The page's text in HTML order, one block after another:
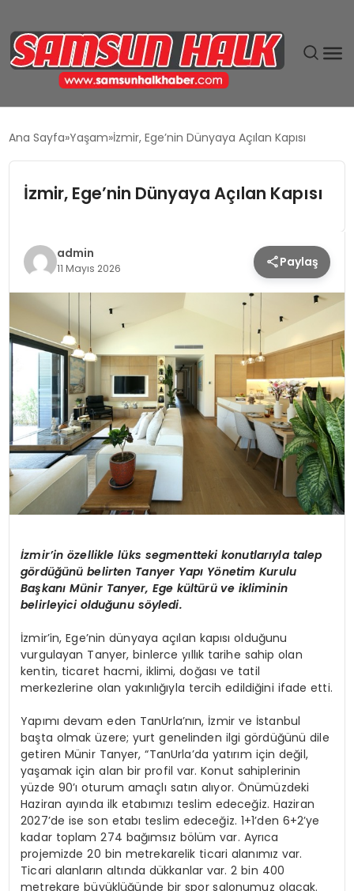
GÜNDEM
MAGAZIN
SIYASET
SPOR
TEKNOLOJI
YAŞAM
Ana Sayfa Yaşam İzmir, Ege’nin Dünyaya Açılan Kapısı
İzmir, Ege’nin Dünyaya Açılan Kapısı
admin
11 Mayıs 2026 Paylaş
İzmir’in özellikle lüks segmentteki konutlarıyla talep
gördüğünü belirten Tanyer Yapı Yönetim Kurulu
Başkanı Münir Tanyer, Ege kültürü ve ikliminin
belirleyici olduğunu söyledi.
İzmir’in, Ege’nin dünyaya açılan kapısı olduğunu
vurgulayan Tanyer, binlerce yıllık tarihe sahip olan
kentin, ticaret hacmi, iklimi, doğası ve tatil
merkezlerine olan yakınlığıyla tercih edildiğini ifade etti.
Yapımı devam eden TanUrla’nın, İzmir ve İstanbul
başta olmak üzere; yurt genelinden ilgi gördüğünü dile
getiren Münir Tanyer, “TanUrla’da yatırım için değil,
yaşamak için alan bir profil var. Konut sahiplerinin
yüzde 90’ı oturum amaçlı satın alıyor. Önümüzdeki
Haziran ayında ilk etabımızı teslim edeceğiz. Haziran
2027’de ise son etabı teslim edeceğiz. 1+1’den 6+2’ye
kadar toplam 274 bağımsız bölüm var. Ayrıca
projemizde 20 bin metrekarelik ticari alanımız var.
Ticari alanların altında dükkanlar var. 2 bin 400
metrekare büyüklüğünde bir spor salonumuz olacak.